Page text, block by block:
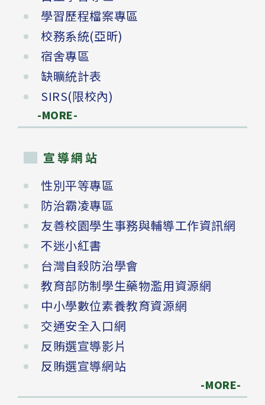
學習歷程檔案專區
校務系統(亞昕)
宿舍專區
缺曠統計表
SIRS(限校內)
-MORE-
宣導網站
性別平等專區
防治霸凌專區
友善校園學生事務與輔導工作資訊網
不迷小紅書
台灣自殺防治學會
教育部防制學生藥物濫用資源網
中小學數位素養教育資源網
交通安全入口網
反賄選宣導影片
反賄選宣導網站
-MORE-